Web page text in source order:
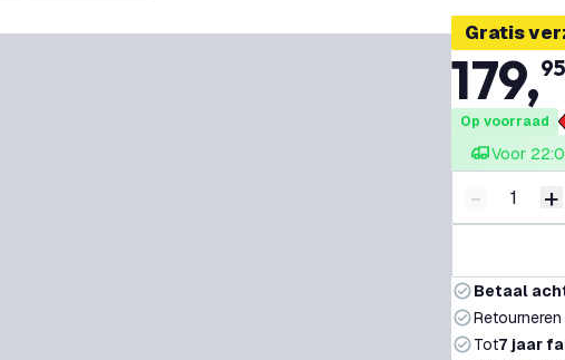
Gratis
179,95
Op voorraad
Voor
Verminder
- +
Betaal
Tot7 jaar